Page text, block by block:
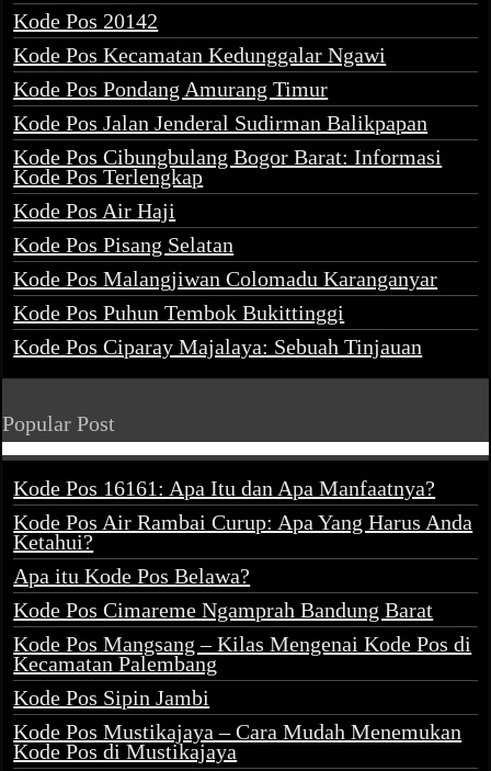
Kode Pos 20142
Kode Pos Kecamatan Kedunggalar Ngawi
Kode Pos Pondang Amurang Timur
Kode Pos Jalan Jenderal Sudirman Balikpapan
Kode Pos Cibungbulang Bogor Barat: Informasi
Kode Pos Terlengkap
Kode Pos Air Haji
Kode Pos Pisang Selatan
Kode Pos Malangjiwan Colomadu Karanganyar
Kode Pos Puhun Tembok Bukittinggi
Kode Pos Ciparay Majalaya: Sebuah Tinjauan
Popular Post
Kode Pos 16161: Apa Itu dan Apa Manfaatnya?
Kode Pos Air Rambai Curup: Apa Yang Harus Anda
Ketahui?
Apa itu Kode Pos Belawa?
Kode Pos Cimareme Ngamprah Bandung Barat
Kode Pos Mangsang – Kilas Mengenai Kode Pos di
Kecamatan Palembang
Kode Pos Sipin Jambi
Kode Pos Mustikajaya – Cara Mudah Menemukan
Kode Pos di Mustikajaya